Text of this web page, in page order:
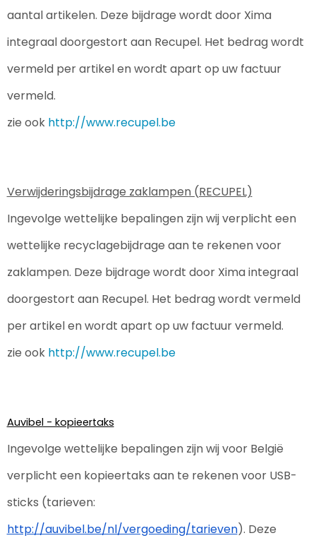
Themapakketten
Veiligheid, Auto en Fiets
Vrije tijd en Strand
Koffers en Trolleys
Laptop hoezen en tassen
Lunchtassen
Opvouwbare tassen
Papieren tassen
Promotietassen
Reistassen
Reistassensets
Schoenentassen
Schoudertassen
Strandtassen
Sweaters bedrukken
T-Shirts bedrukken
Vesten bedrukken
USB Sticks
Laser pointers
Hoofdtelefoons
Regenkleding
Schoenen
Schorten en Sloven
Vesten
Gehoorbescherming
Ademhalingsbescherming
Parker
Philips
Printer
rOtring
Senator®
Stanley®
STICKERCASE™
Swiss Peak
Thule
Urban Vitamin
VINGA
aantal artikelen. Deze bijdrage wordt door Xima
integraal doorgestort aan Recupel. Het bedrag wordt
vermeld per artikel en wordt apart op uw factuur
vermeld.
zie ook http://www.recupel.be
Verwijderingsbijdrage zaklampen (RECUPEL)
Ingevolge wettelijke bepalingen zijn wij verplicht een
wettelijke recyclagebijdrage aan te rekenen voor
zaklampen. Deze bijdrage wordt door Xima integraal
doorgestort aan Recupel. Het bedrag wordt vermeld
per artikel en wordt apart op uw factuur vermeld.
zie ook http://www.recupel.be
Auvibel - kopieertaks
Ingevolge wettelijke bepalingen zijn wij voor België
verplicht een kopieertaks aan te rekenen voor USB-
http://auvibel.be/nl/vergoeding/tarieven). Deze